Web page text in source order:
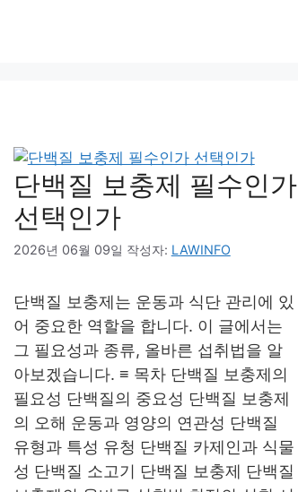
단백질 보충제 필수인가
선택인가
2026년 06월 09일 작성자: LAWINFO
단백질 보충제는 운동과 식단 관리에 있
어 중요한 역할을 합니다. 이 글에서는
그 필요성과 종류, 올바른 섭취법을 알
아보겠습니다. ≡ 목차 단백질 보충제의
필요성 단백질의 중요성 단백질 보충제
의 오해 운동과 영양의 연관성 단백질
유형과 특성 유청 단백질 카제인과 식물
성 단백질 소고기 단백질 보충제 단백질